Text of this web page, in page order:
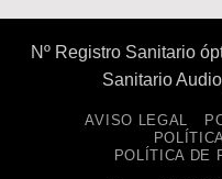
Nº Registro Sanitario
Sanitario
AVISO LEGAL
POLÍTICA DE